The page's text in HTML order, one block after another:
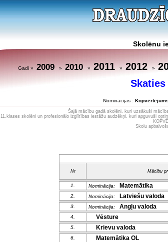
Skolēnu
Gadi » 2009» 2010» 2011» 2012»
Nominācijas : Kopvērtējums
Šajā mācību gadā skolēni, kuri uzsākuši
11.klases skolēni un profesionālo izglītības iestāžu audzēkņi, kuri apguvuši
Skolu
Nr Mācību
1. Nominācija: Matemātika
2.
Nominācija: Latviešu valoda
3.
Nominācija: Angļu valoda
4.
Vēsture
5. Krievu valoda
6. Matemātika OL